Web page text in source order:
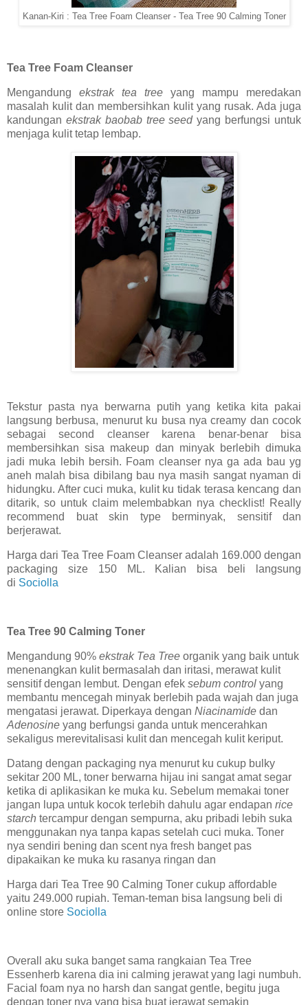
Kanan-Kiri : Tea Tree Foam Cleanser - Tea Tree 90 Calming Toner
Tea Tree Foam Cleanser
Mengandung ekstrak tea tree yang mampu meredakan
masalah kulit dan membersihkan kulit yang rusak. Ada juga
kandungan ekstrak baobab tree seedyang berfungsi untuk
menjaga kulit tetap lembap.
Tekstur pasta nya berwarna putih yang ketika kita pakai
langsung berbusa, menurut ku busa nya creamy dan cocok
sebagai second cleanser karena benar-benar bisa
membersihkan sisa makeup dan minyak berlebih dimuka
jadi muka lebih bersih. Foam cleanser nya ga ada bau yg
aneh malah bisa dibilang bau nya masih sangat nyaman di
hidungku. After cuci muka, kulit ku tidak terasa kencang dan
ditarik, so untuk claim melembabkan nya checklist! Really
recommend buat skin type berminyak, sensitif dan
berjerawat.
Harga dari Tea Tree Foam Cleanser adalah 169.000 dengan
packaging size 150 ML. Kalian bisa beli langsung
di Sociolla
Tea Tree 90 Calming Toner
Mengandung 90% ekstrak Tea Tree organik yang baik untuk
menenangkan kulit bermasalah dan iritasi, merawat kulit
sensitif dengan lembut. Dengan efek sebum control yang
membantu mencegah minyak berlebih pada wajah dan juga
mengatasi jerawat. Diperkaya dengan Niacinamide dan
Adenosine yang berfungsi ganda untuk mencerahkan
sekaligus merevitalisasi kulit dan mencegah kulit keriput.
Datang dengan packaging nya menurut ku cukup bulky
sekitar 200 ML, toner berwarna hijau ini sangat amat segar
ketika di aplikasikan ke muka ku. Sebelum memakai toner
jangan lupa untuk kocok terlebih dahulu agar endapan rice
starch tercampur dengan sempurna, aku pribadi lebih suka
menggunakan nya tanpa kapas setelah cuci muka. Toner
nya sendiri bening dan scent nya fresh banget pas
dipakaikan ke muka ku rasanya ringan dan
Harga dari Tea Tree 90 Calming Toner cukup affordable
yaitu 249.000 rupiah. Teman-teman bisa langsung beli di
online store Sociolla
Overall aku suka banget sama rangkaian Tea Tree
Essenherb karena dia ini calming jerawat yang lagi numbuh.
Facial foam nya no harsh dan sangat gentle, begitu juga
dengan toner nya yang bisa buat jerawat semakin